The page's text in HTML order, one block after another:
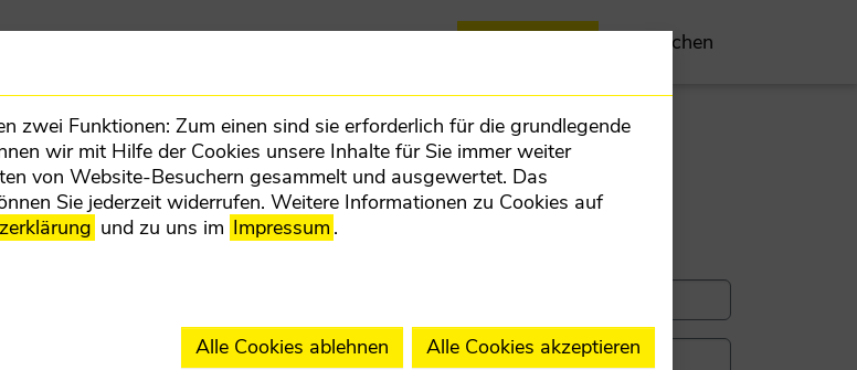
Mitmachen
zwei Funktionen: Zum einen sind sie erforderlich für die grundlegende
wir mit Hilfe der Cookies unsere Inhalte für Sie immer weiter
von Website-Besuchern gesammelt und ausgewertet. Das
Sie jederzeit widerrufen. Weitere Informationen zu Cookies auf
und zu uns im Impressum .
Alle Cookies ablehnen Alle Cookies akzeptieren